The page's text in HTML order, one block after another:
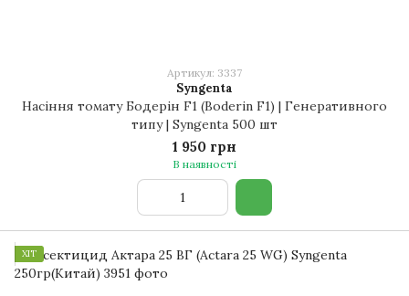
Артикул: 3337
Syngenta
Насіння томату Бодерін F1 (Boderin F1) | Генеративного
типу | Syngenta 500 шт
1 950 грн
В наявності
ХІТ